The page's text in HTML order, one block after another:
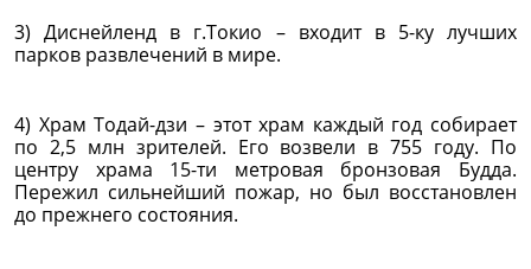
3) Диснейленд в г.Токио – входит в 5-ку лучших
парков развлечений в мире.
4) Храм Тодай-дзи – этот храм каждый год собирает
по 2,5 млн зрителей. Его возвели в 755 году. По
центру храма 15-ти метровая бронзовая Будда.
Пережил сильнейший пожар, но был восстановлен
до прежнего состояния.